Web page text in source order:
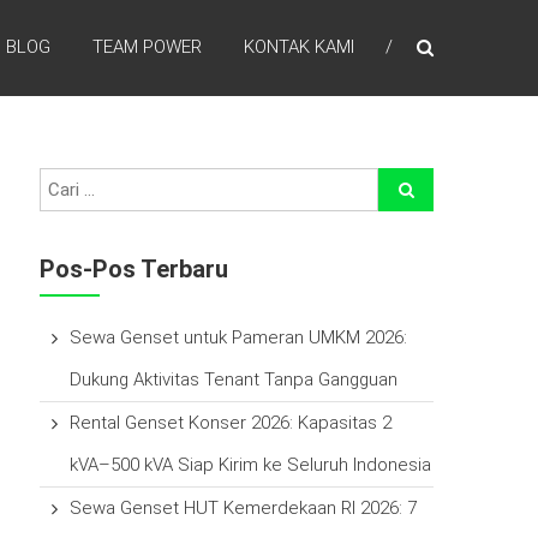
BLOG TEAM POWER KONTAK KAMI
Pos-Pos Terbaru
Sewa Genset untuk Pameran UMKM 2026:
Dukung Aktivitas Tenant Tanpa Gangguan
Rental Genset Konser 2026: Kapasitas 2
kVA–500 kVA Siap Kirim ke Seluruh Indonesia
Sewa Genset HUT Kemerdekaan RI 2026: 7